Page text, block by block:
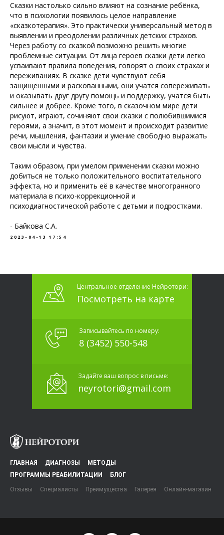
Сказки настолько сильно влияют на сознание ребёнка,
что в психологии появилось целое направление
«сказкотерапия». Это практически универсальный метод в
выявлении и преодолении различных детских страхов.
Через работу со сказкой возможно решить многие
проблемные ситуации. От лица героев сказки дети легко
усваивают правила поведения, говорят о своих страхах и
переживаниях. В сказке дети чувствуют себя
защищенными и раскованными, они учатся сопереживать
и оказывать друг другу помощь и поддержку, учатся быть
сильнее и добрее. Кроме того, в сказочном мире дети
рисуют, играют, сочиняют свои сказки с полюбившимися
героями, а значит, в этот момент и происходит развитие
речи, мышления, фантазии и умение свободно выражать
свои мысли и чувства.
Таким образом, при умелом применении сказки можно
добиться не только положительного воспитательного
эффекта, но и применить её в качестве многогранного
материала в психо-коррекционной и
психодиагностической работе с детьми и подростками.
- Байкова С.А.
2023-04-13 17:54
Центральное отделение Нейротори:
Записывайтесь по номеру:
Задайте ваш вопрос в письме:
Посмотреть на карте
8 (3452) 550-548
neyrotori@gmail.com
ГЛАВНАЯ ДИАГНОЗЫ
МЕТОДЫ
ПРОГРАММЫ РЕАБИЛИТАЦИИ
БЛОГ
Отзывы Специалисты Преимущества Галерея Онлайн-магазин